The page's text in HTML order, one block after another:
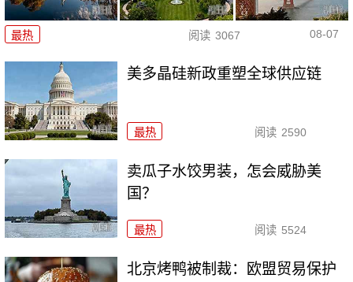
最热 阅读 3067 08-07
美多晶硅新政重塑全球供应链
最热 阅读 2590
卖瓜子水饺男装，怎会威胁美
国？
最热 阅读 5524
北京烤鸭被制裁：欧盟贸易保护